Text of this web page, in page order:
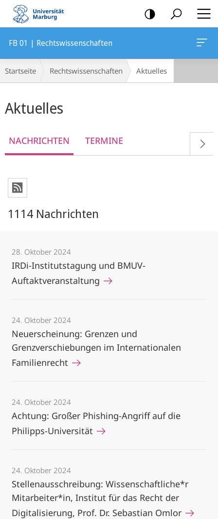
Mobile-
Navigation
FB 01 | Rechtswissenschaften
Breadcrumb-
Navigation
Startseite Rechtswissenschaften Aktuelles
Aktuelles
NACHRICHTEN TERMINE
1114 Nachrichten
28. Oktober 2024
IRDi-Institutstagung und BMUV-
Auftaktveranstaltung
24. Oktober 2024
Neuerscheinung: Grenzen und
Grenzverschiebungen im Internationalen
Familienrecht
24. Oktober 2024
Achtung: Großer Phishing-Angriff auf die
Philipps-Universität
24. Oktober 2024
Stellenausschreibung: Wissenschaftliche*r
Mitarbeiter*in, Institut für das Recht der
Digitalisierung, Prof. Dr. Sebastian Omlor